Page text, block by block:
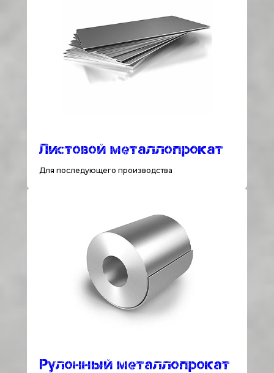
Листовой металлопрокат
Для последующего производства
Рулонный металлопрокат